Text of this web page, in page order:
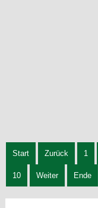
Start Zurück 1
10 Weiter Ende